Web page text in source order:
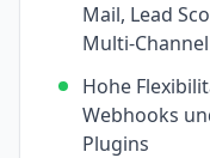
Mail, Lead
Multi-Channel
Hohe
Webhooks
Plugins